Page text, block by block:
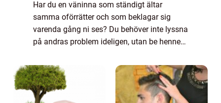
Har du en väninna som ständigt ältar
samma oförrätter och som beklagar sig
varenda gång ni ses? Du behöver inte lyssna
på andras problem ideligen, utan be henne